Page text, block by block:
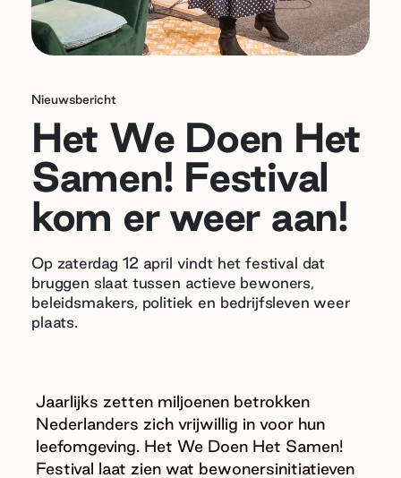
Nieuwsbericht
Het We Doen Het
Samen! Festival
kom er weer aan!
Op zaterdag 12 april vindt het festival dat
bruggen slaat tussen actieve bewoners,
beleidsmakers, politiek en bedrijfsleven weer
plaats.
Jaarlijks zetten miljoenen betrokken
Nederlanders zich vrijwillig in voor hun
leefomgeving. Het We Doen Het Samen!
Festival laat zien wat bewonersinitiatieven